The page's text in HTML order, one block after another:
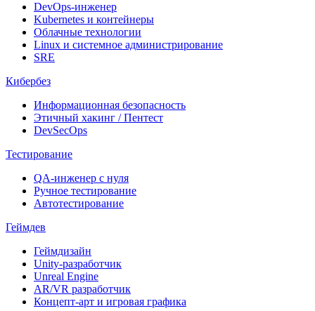
DevOps-инженер
Kubernetes и контейнеры
Облачные технологии
Linux и системное администрирование
SRE
Кибербез
Информационная безопасность
Этичный хакинг / Пентест
DevSecOps
Тестирование
QA-инженер с нуля
Ручное тестирование
Автотестирование
Геймдев
Геймдизайн
Unity-разработчик
Unreal Engine
AR/VR разработчик
Концепт-арт и игровая графика